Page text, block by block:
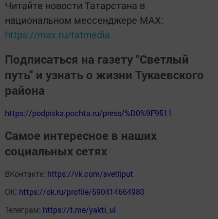
Читайте новости Татарстана в
национальном мессенджере MАХ:
https://max.ru/tatmedia
Подписаться на газету "Светлый
путь" и узнать о жизни Тукаевского
района
https://podpiska.pochta.ru/press/%D0%9F9511
Самое интересное в наших
социальных сетях
ВКонтакте: https://vk.com/svetliput
ОК: https://ok.ru/profile/590414664980
Телеграм: https://t.me/yakti_ul